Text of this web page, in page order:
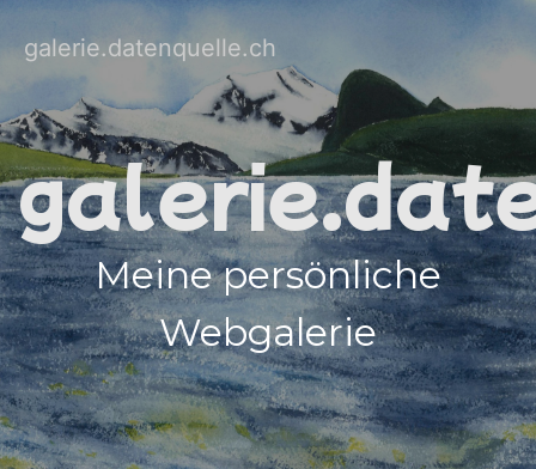
galerie.datenquelle.ch
Meine persönliche
Webgalerie